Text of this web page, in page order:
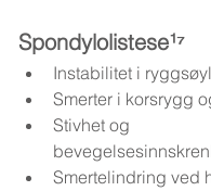
Spondylolistese¹⁷
Instabilitet i
Smerter i korsrygg
Stivhet og
Smertelindring ved